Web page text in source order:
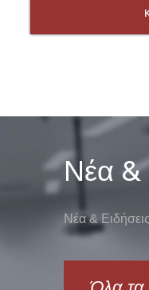
Νέα &
Νέα & Ειδήσεις
ΑΛΛΑΖΩ